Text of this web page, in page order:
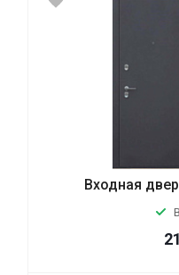
Входная